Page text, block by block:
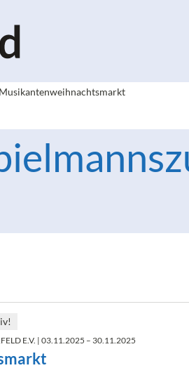
Musikantenweihnachtsmarkt
E.V. | 03.11.2025 – 30.11.2025